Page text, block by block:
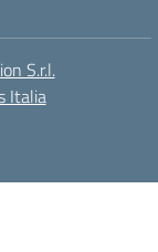
S.r.l.
Italia